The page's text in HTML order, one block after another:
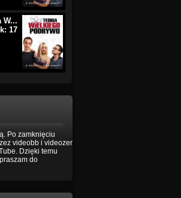
W...
17
Po zamknięciu
videobb i videozer
Dzięki temu
do